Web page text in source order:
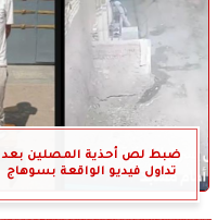
ضبط لص أحذية المصلين بعد
تداول فيديو الواقعة بسوهاج